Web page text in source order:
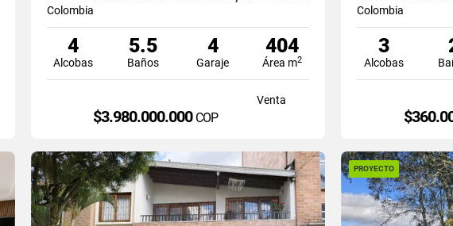
Colombia
4
Alcobas
5.5
Baños
4
Garaje
404
Área m2
Venta
$3.980.000.000 COP
Colombia
3
Alcobas
PROYECTO